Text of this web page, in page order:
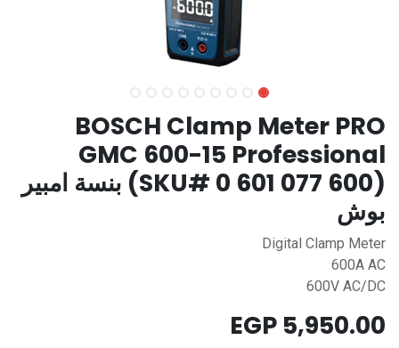
BOSCH Clamp Meter PRO
GMC 600-15 Professional
(SKU# 0 601 077 600) بنسة امبير
بوش
Digital Clamp Meter
600A AC
600V AC/DC
5,950.00